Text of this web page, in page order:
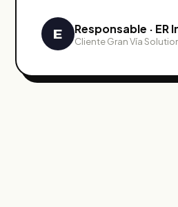
E Responsable · ER
Cliente Gran Vía